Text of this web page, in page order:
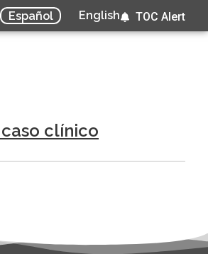
Español English TOC Alert
clínico